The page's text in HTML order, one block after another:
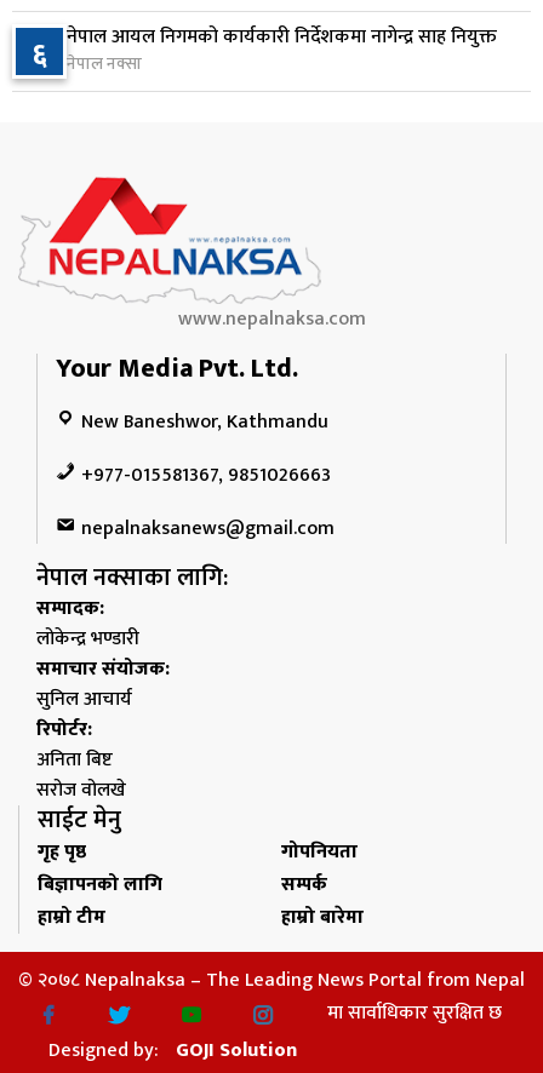
१०
आज बस्ने भनिएको राष्ट्रिय सभाको बैठक बुधबारका लागि
सर्‍यो
६ नेपाल आयल निगमको कार्यकारी निर्देशकमा नागेन्द्र साह नियुक्त
नेपाल नक्सा
www.nepalnaksa.com
Your Media Pvt. Ltd.
New Baneshwor, Kathmandu
+977-015581367, 9851026663
nepalnaksanews@gmail.com
नेपाल नक्साका लागि:
सम्पादक:
लोकेन्द्र भण्डारी
समाचार संयोजक:
सुनिल आचार्य
रिपोर्टर:
अनिता बिष्ट
सरोज वोलखे
साईट मेनु
गृह पृष्ठ
गोपनियता
बिज्ञापनको लागि
सम्पर्क
हाम्रो टीम
हाम्रो बारेमा
© २०७८ Nepalnaksa – The Leading News Portal from Nepal
मा सार्वाधिकार सुरक्षित छ
Designed by: GOJI Solution